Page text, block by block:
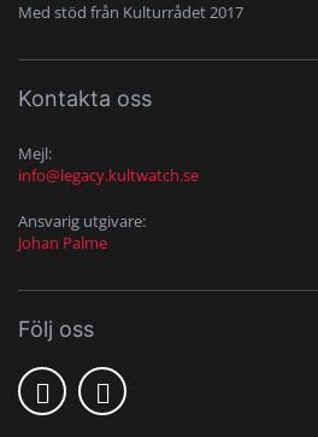
Med stöd från Kulturrådet 2017
Kontakta oss
Mejl:
info@legacy.kultwatch.se
Ansvarig utgivare:
Johan Palme
Följ oss